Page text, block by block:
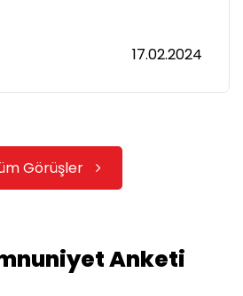
17.02.2024
Görüşler
Anketi